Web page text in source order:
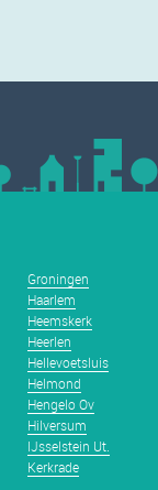
Groningen
Haarlem
Heemskerk
Heerlen
Hellevoetsluis
Helmond
Hengelo Ov
Hilversum
IJsselstein Ut.
Kerkrade